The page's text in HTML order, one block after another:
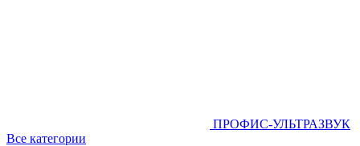
ПРОФИС-УЛЬТРАЗВУК
Все категории